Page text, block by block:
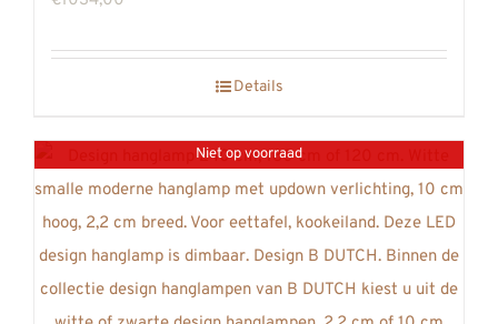
Details
Niet op voorraad